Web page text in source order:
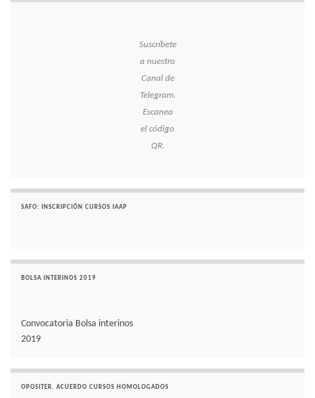
Suscríbete
a nuestro
Canal de
Telegram.
Escanea
el código
QR.
SAFO: INSCRIPCIÓN CURSOS IAAP
BOLSA INTERINOS 2019
Convocatoria Bolsa interinos
2019
OPOSITER. ACUERDO CURSOS HOMOLOGADOS